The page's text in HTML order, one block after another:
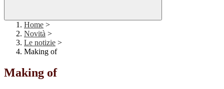
Home >
Novità >
Le notizie >
Making of
Making of